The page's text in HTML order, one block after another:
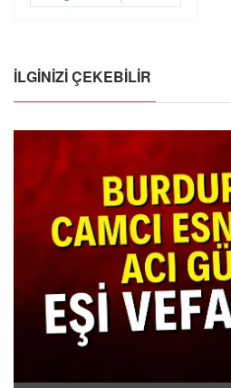
İLGINIZI ÇEKEBILIR